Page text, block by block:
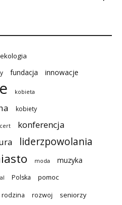
ekologia
fundacja innowacje
kobieta
kobiety
konferencja
liderzpowolania
moda muzyka
Polska pomoc
rodzina rozwoj seniorzy